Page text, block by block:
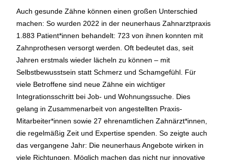
Auch gesunde Zähne können einen großen Unterschied
machen: So wurden 2022 in der neunerhaus Zahnarztpraxis
1.883 Patient*innen behandelt: 723 von ihnen konnten mit
Zahnprothesen versorgt werden. Oft bedeutet das, seit
Jahren erstmals wieder lächeln zu können – mit
Selbstbewusstsein statt Schmerz und Schamgefühl. Für
viele Betroffene sind neue Zähne ein wichtiger
Integrationsschritt bei Job- und Wohnungssuche. Dies
gelang in Zusammenarbeit von angestellten Praxis-
Mitarbeiter*innen sowie 27 ehrenamtlichen Zahnärzt*innen,
die regelmäßig Zeit und Expertise spenden. So zeigte auch
das vergangene Jahr: Die neunerhaus Angebote wirken in
viele Richtungen. Möglich machen das nicht nur innovative